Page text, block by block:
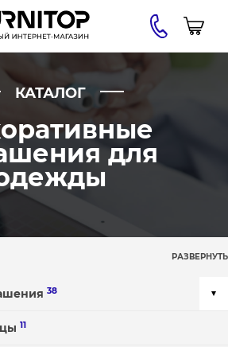
КАТАЛОГ
для
РАЗВЕРНУТЬ
38
11